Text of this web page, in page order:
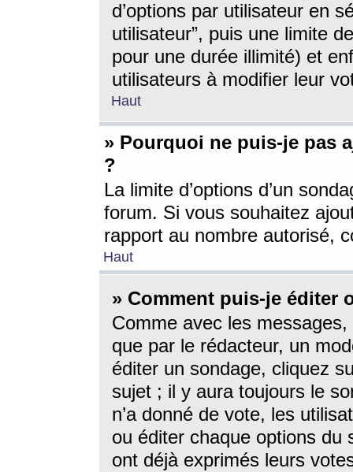
d’options par utilisateur en
utilisateur”, puis une limite
pour une durée illimité) et
utilisateurs à modifier leur
Haut
» Pourquoi ne puis-je pas
?
La limite d’options d’un
forum. Si vous souhaitez
rapport au nombre autorisé,
Haut
» Comment puis-je éditer
Comme avec les
que par le rédacteur, un
éditer un sondage, cliquez
sujet ; il y aura toujours le
n’a donné de vote, les
ou éditer chaque options du
ont déjà exprimés leurs